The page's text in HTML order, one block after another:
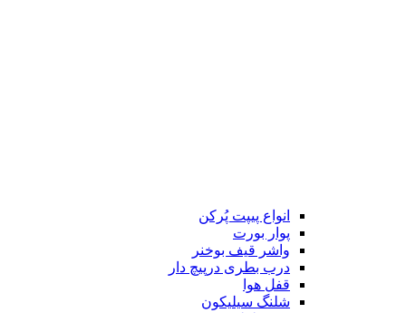
انواع پیپت پُرکن
پوار بورت
واشر قیف بوخنر
درب بطری درپیچ دار
قفل هوا
شلنگ سیلیکون